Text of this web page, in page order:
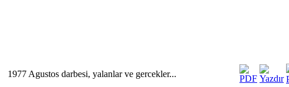
1977 Agustos darbesi, yalanlar ve gercekler...